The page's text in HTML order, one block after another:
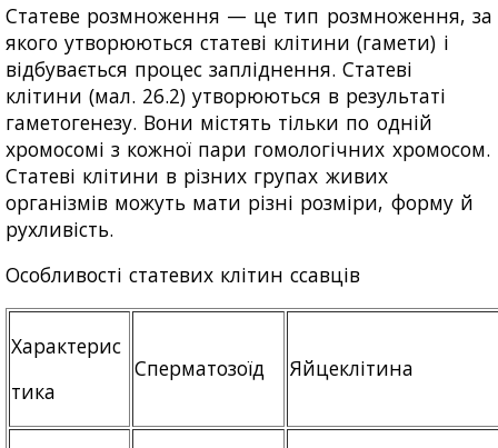
Статеве розмноження — це тип розмноження, за
якого утворюються статеві клітини (гамети) і
відбувається процес запліднення. Статеві
клітини (мал. 26.2) утворюються в результаті
гаметогенезу. Вони містять тільки по одній
хромосомі з кожної пари гомологічних хромосом.
Статеві клітини в різних групах живих
організмів можуть мати різні розміри, форму й
рухливість.
Особливості статевих клітин ссавців
Характерис
тика
Сперматозоїд Яйцеклітина